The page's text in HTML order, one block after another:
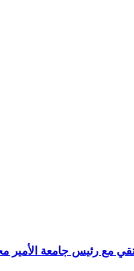
مع رئيس جامعة الأمير